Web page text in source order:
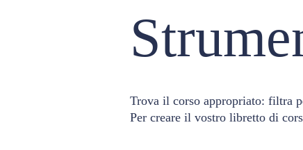
Trova il corso appropriato: filtra
Per creare il vostro libretto di